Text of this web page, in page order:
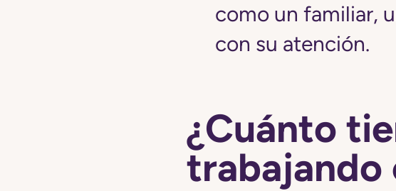
como un familiar,
con su atención.
¿Cuánto
trabajando